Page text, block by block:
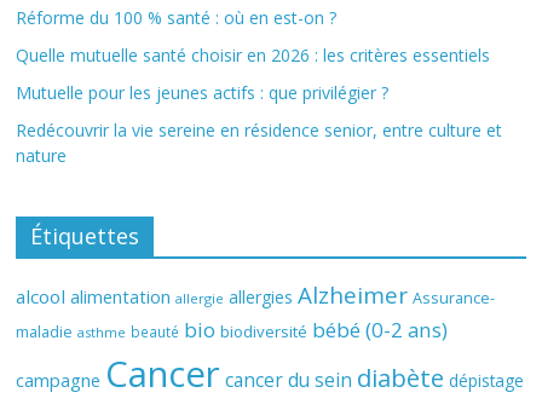
Réforme du 100 % santé : où en est-on ?
Quelle mutuelle santé choisir en 2026 : les critères essentiels
Mutuelle pour les jeunes actifs : que privilégier ?
Redécouvrir la vie sereine en résidence senior, entre culture et
nature
Étiquettes
alcool alimentation allergie allergies Alzheimer Assurance-
maladie asthme beauté bio biodiversité bébé (0-2 ans)
campagne Cancer cancer du sein diabète dépistage